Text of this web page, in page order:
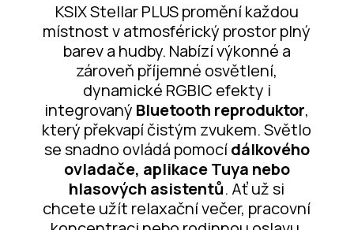
KSIX Stellar PLUS promění každou
místnost v atmosférický prostor plný
barev a hudby. Nabízí výkonné a
zároveň příjemné osvětlení,
dynamické RGBIC efekty i
integrovaný Bluetooth reproduktor,
který překvapí čistým zvukem. Světlo
se snadno ovládá pomocídálkového
ovladače, aplikace Tuya nebo
hlasových asistentů. Ať už si
chcete užít relaxační večer, pracovní